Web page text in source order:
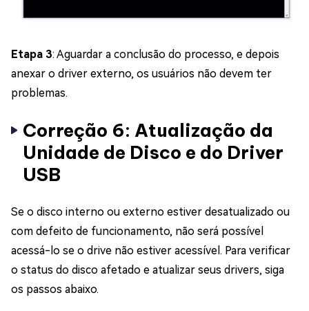
Etapa 3: Aguardar a conclusão do processo, e depois
anexar o driver externo, os usuários não devem ter
problemas.
Correção 6: Atualização da
Unidade de Disco e do Driver
USB
Se o disco interno ou externo estiver desatualizado ou
com defeito de funcionamento, não será possível
acessá-lo se o drive não estiver acessível. Para verificar
o status do disco afetado e atualizar seus drivers, siga
os passos abaixo.